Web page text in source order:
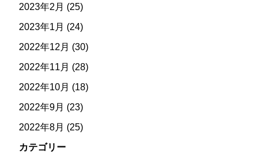
2023年2月 (25)
2023年1月 (24)
2022年12月 (30)
2022年11月 (28)
2022年10月 (18)
2022年9月 (23)
2022年8月 (25)
カテゴリー